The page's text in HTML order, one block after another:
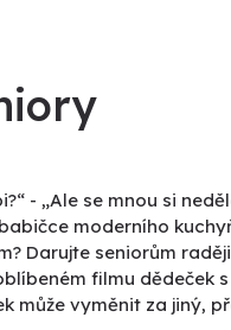
- „Ale se mnou si
moderního
Darujte seniorům raději
filmu dědeček
může vyměnit za jiný,